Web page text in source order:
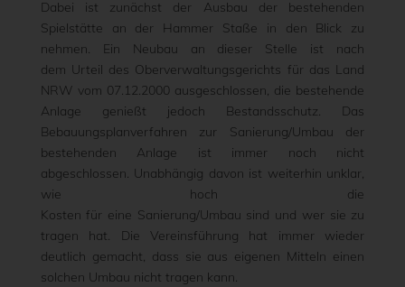
Dabei ist zunächst der Ausbau der bestehenden
Spielstätte an der Hammer Staße in den Blick zu
nehmen. Ein Neubau an dieser Stelle ist nach
dem Urteil des Oberverwaltungsgerichts für das Land
NRW vom 07.12.2000 ausgeschlossen, die bestehende
Anlage genießt jedoch Bestandsschutz. Das
Bebauungsplanverfahren zur Sanierung/Umbau der
bestehenden Anlage ist immer noch nicht
abgeschlossen. Unabhängig davon ist weiterhin unklar,
wie hoch die
Kosten für eine Sanierung/Umbau sind und wer sie zu
tragen hat. Die Vereinsführung hat immer wieder
deutlich gemacht, dass sie aus eigenen Mitteln einen
solchen Umbau nicht tragen kann.